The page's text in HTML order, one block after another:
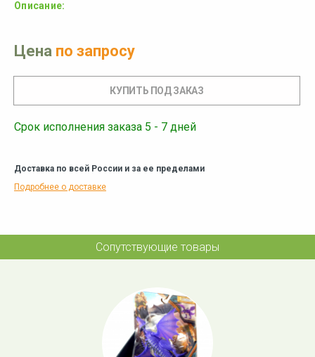
Описание:
Цена по запросу
Срок исполнения заказа 5 - 7 дней
Доставка по всей России и за ее пределами
Подробнее о доставке
Сопутствующие товары